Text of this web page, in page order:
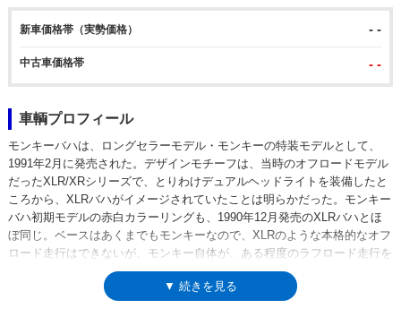
新車価格帯（実勢価格） - -
中古車価格帯 - -
車輌プロフィール
モンキーバハは、ロングセラーモデル・モンキーの特装モデルとして、
1991年2月に発売された。デザインモチーフは、当時のオフロードモデル
だったXLR/XRシリーズで、とりわけデュアルヘッドライトを装備したと
ころから、XLRバハがイメージされていたことは明らかだった。モンキー
バハ初期モデルの赤白カラーリングも、1990年12月発売のXLRバハとほ
ぼ同じ。ベースはあくまでもモンキーなので、XLRのような本格的なオフ
ロード走行はできないが、モンキー自体が、ある程度のラフロード走行を
想定したモデルではあった。なお、オフロードバイクのようなシートに換
装されたため、長時間のライディングでは、オフロードバイクと同様に臀
▼ 続きを見る